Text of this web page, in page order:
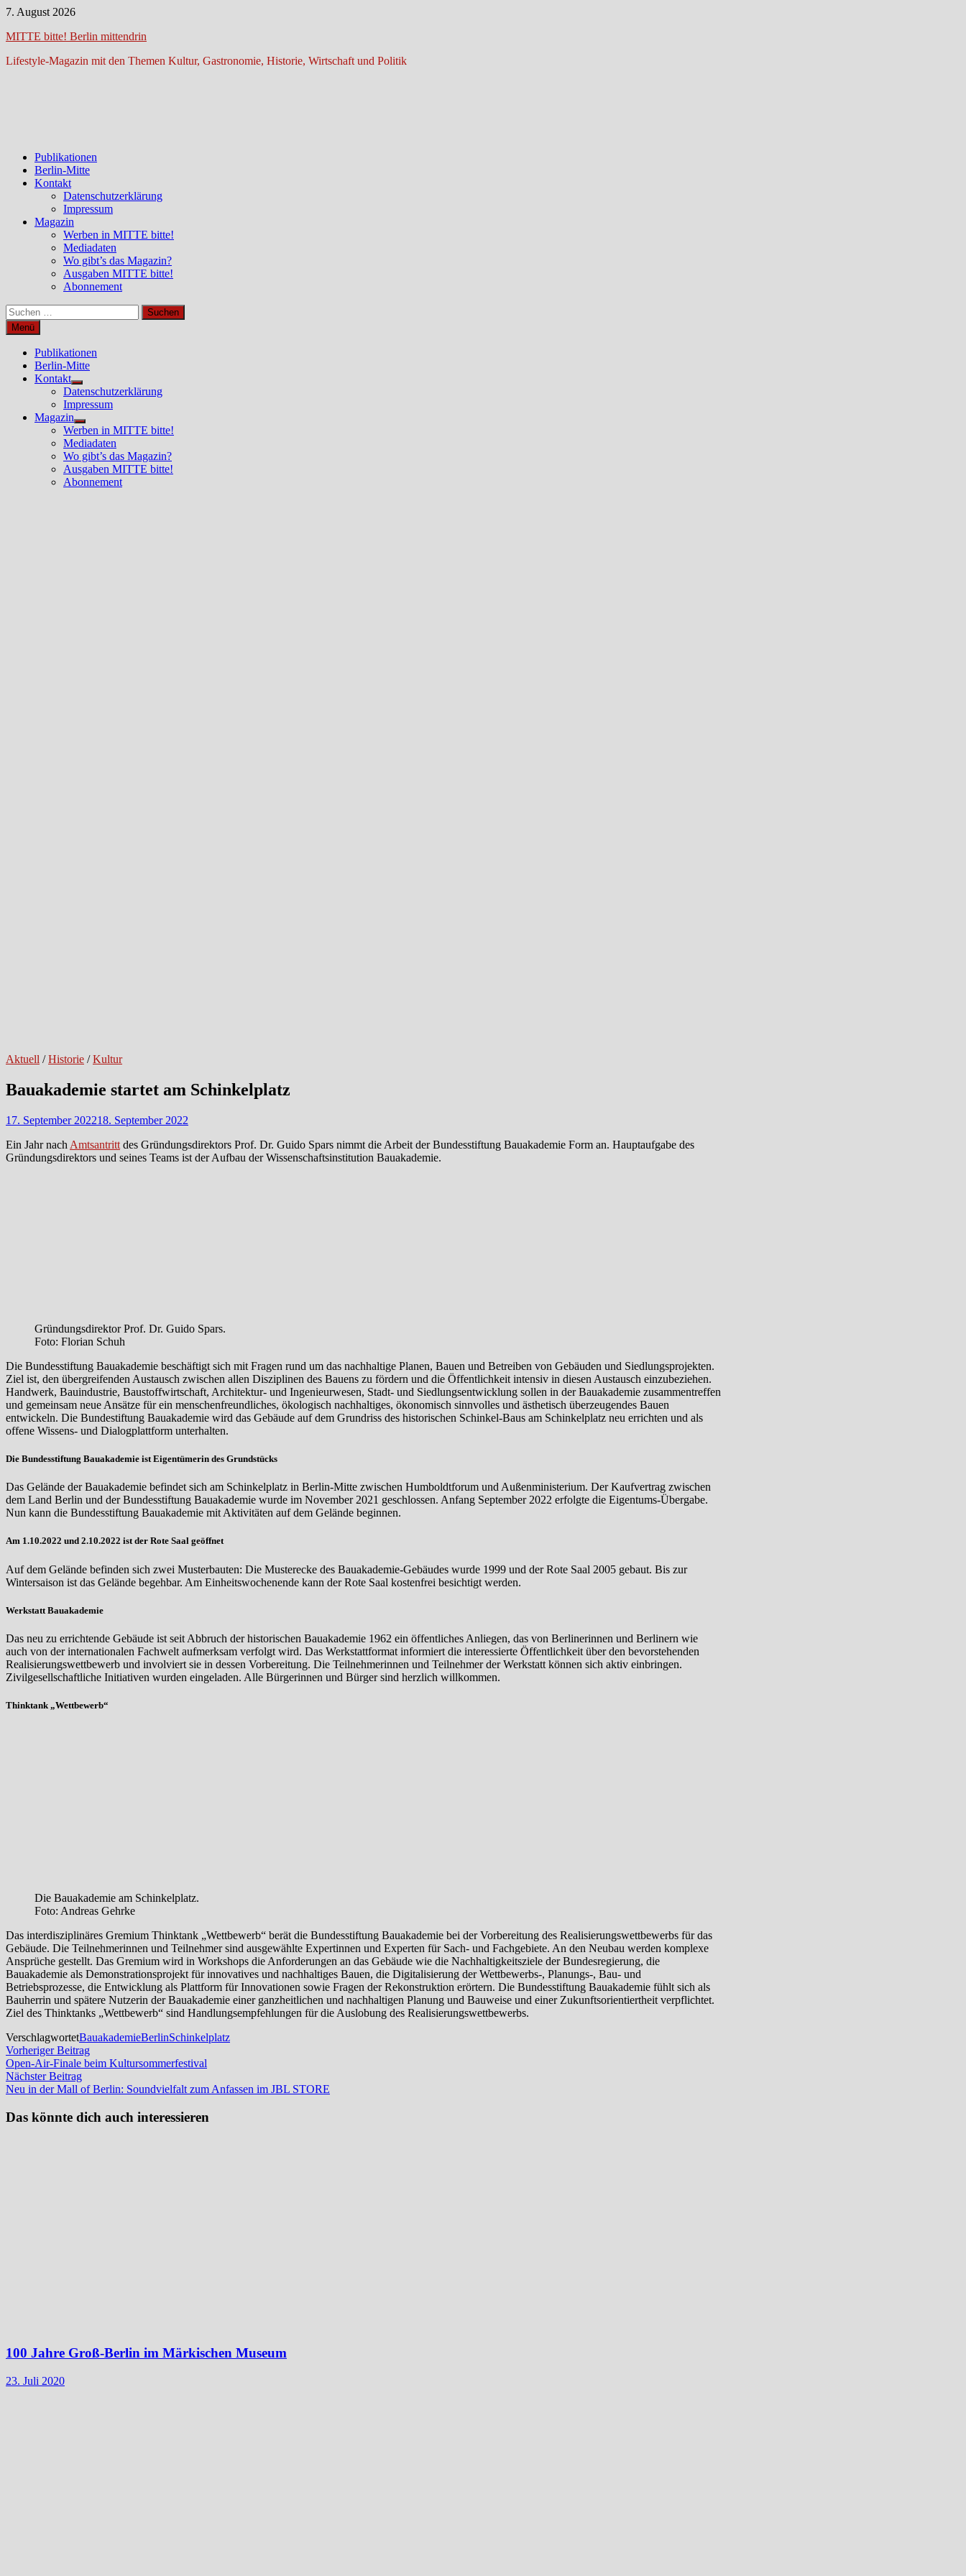
Zum
springen
7. August 2026
MITTE bitte! Berlin mittendrin
Lifestyle-Magazin mit den Themen Kultur, Gastronomie, Historie, Wirtschaft und Politik
Publikationen
Berlin-Mitte
Kontakt
Datenschutzerklärung
Impressum
Magazin
Werben in MITTE bitte!
Mediadaten
Wo gibt’s das Magazin?
Ausgaben MITTE bitte!
Abonnement
Suchen
nach:
Menü
Publikationen
Berlin-Mitte
Kontakt
Untermenü
anzeigen
Datenschutzerklärung
Impressum
Magazin
Untermenü
anzeigen
Werben in MITTE bitte!
Mediadaten
Wo gibt’s das Magazin?
Ausgaben MITTE bitte!
Abonnement
Aktuell /Historie /Kultur
Bauakademie startet am Schinkelplatz
17. September 202218. September 2022
Ein Jahr nach Amtsantritt des Gründungsdirektors Prof. Dr. Guido Spars nimmt die Arbeit der Bundesstiftung Bauakademie Form an. Hauptaufgabe des
Gründungsdirektors und seines Teams ist der Aufbau der Wissenschaftsinstitution Bauakademie.
Gründungsdirektor Prof. Dr. Guido Spars.
Foto: Florian Schuh
Die Bundesstiftung Bauakademie beschäftigt sich mit Fragen rund um das nachhaltige Planen, Bauen und Betreiben von Gebäuden und Siedlungsprojekten.
Ziel ist, den übergreifenden Austausch zwischen allen Disziplinen des Bauens zu fördern und die Öffentlichkeit intensiv in diesen Austausch einzubeziehen.
Handwerk, Bauindustrie, Baustoffwirtschaft, Architektur- und Ingenieurwesen, Stadt- und Siedlungsentwicklung sollen in der Bauakademie zusammentreffen
und gemeinsam neue Ansätze für ein menschenfreundliches, ökologisch nachhaltiges, ökonomisch sinnvolles und ästhetisch überzeugendes Bauen
entwickeln. Die Bundestiftung Bauakademie wird das Gebäude auf dem Grundriss des historischen Schinkel-Baus am Schinkelplatz neu errichten und als
offene Wissens- und Dialogplattform unterhalten.
Die Bundesstiftung Bauakademie ist Eigentümerin des Grundstücks
Das Gelände der Bauakademie befindet sich am Schinkelplatz in Berlin-Mitte zwischen Humboldtforum und Außenministerium. Der Kaufvertrag zwischen
dem Land Berlin und der Bundesstiftung Bauakademie wurde im November 2021 geschlossen. Anfang September 2022 erfolgte die Eigentums-Übergabe.
Nun kann die Bundesstiftung Bauakademie mit Aktivitäten auf dem Gelände beginnen.
Am 1.10.2022 und 2.10.2022 ist der Rote Saal geöffnet
Auf dem Gelände befinden sich zwei Musterbauten: Die Musterecke des Bauakademie-Gebäudes wurde 1999 und der Rote Saal 2005 gebaut. Bis zur
Wintersaison ist das Gelände begehbar. Am Einheitswochenende kann der Rote Saal kostenfrei besichtigt werden.
Werkstatt Bauakademie
Das neu zu errichtende Gebäude ist seit Abbruch der historischen Bauakademie 1962 ein öffentliches Anliegen, das von Berlinerinnen und Berlinern wie
auch von der internationalen Fachwelt aufmerksam verfolgt wird. Das Werkstattformat informiert die interessierte Öffentlichkeit über den bevorstehenden
Realisierungswettbewerb und involviert sie in dessen Vorbereitung. Die Teilnehmerinnen und Teilnehmer der Werkstatt können sich aktiv einbringen.
Zivilgesellschaftliche Initiativen wurden eingeladen. Alle Bürgerinnen und Bürger sind herzlich willkommen.
Thinktank „Wettbewerb“
Die Bauakademie am Schinkelplatz.
Foto: Andreas Gehrke
Das interdisziplinäres Gremium Thinktank „Wettbewerb“ berät die Bundesstiftung Bauakademie bei der Vorbereitung des Realisierungswettbewerbs für das
Gebäude. Die Teilnehmerinnen und Teilnehmer sind ausgewählte Expertinnen und Experten für Sach- und Fachgebiete. An den Neubau werden komplexe
Ansprüche gestellt. Das Gremium wird in Workshops die Anforderungen an das Gebäude wie die Nachhaltigkeitsziele der Bundesregierung, die
Bauakademie als Demonstrationsprojekt für innovatives und nachhaltiges Bauen, die Digitalisierung der Wettbewerbs-, Planungs-, Bau- und
Betriebsprozesse, die Entwicklung als Plattform für Innovationen sowie Fragen der Rekonstruktion erörtern. Die Bundesstiftung Bauakademie fühlt sich als
Bauherrin und spätere Nutzerin der Bauakademie einer ganzheitlichen und nachhaltigen Planung und Bauweise und einer Zukunftsorientiertheit verpflichtet.
Ziel des Thinktanks „Wettbewerb“ sind Handlungsempfehlungen für die Auslobung des Realisierungswettbewerbs.
VerschlagwortetBauakademieBerlinSchinkelplatz
Beitragsnavigation
Vorheriger BeitragVorheriger
Beitrag:
Open-Air-Finale beim Kultursommerfestival
Nächster BeitragNächster
Beitrag:
Neu in der Mall of Berlin: Soundvielfalt zum Anfassen im JBL STORE
Das könnte dich auch interessieren
100 Jahre Groß-Berlin im Märkischen Museum
23. Juli 2020